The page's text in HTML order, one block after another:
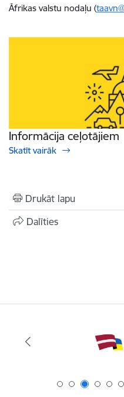
Āfrikas valstu nodaļu (
Informācija ceļotājiem
Skatīt vairāk
Drukāt lapu
Dalīties